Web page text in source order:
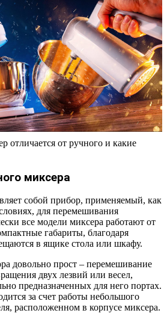
отличается от ручного и какие
миксера
собой прибор, применяемый, как
для перемешивания
все модели миксера работают от
габариты, благодаря
в ящике стола или шкафу.
довольно прост – перемешивание
двух лезвий или весел,
предназначенных для него портах.
за счет работы небольшого
расположенном в корпусе миксера.